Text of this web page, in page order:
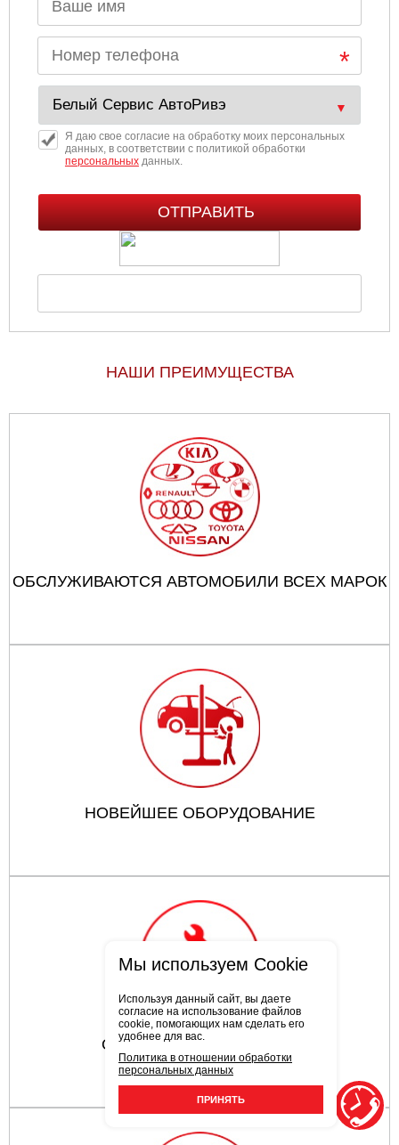
Я даю свое согласие на обработку моих персональных
данных, в соответствии с политикой обработки
персональныхданных.
НАШИ ПРЕИМУЩЕСТВА
ОБСЛУЖИВАЮТСЯ АВТОМОБИЛИ ВСЕХ МАРОК
НОВЕЙШЕЕ ОБОРУДОВАНИЕ
ОПЫТНЫЕ СОТРУДНИКИ
Мы используем Cookie
Используя данный сайт, вы даете
согласие на использование файлов
cookie, помогающих нам сделать его
удобнее для вас.
Политика в отношении обработки
персональных данных
ПРИНЯТЬ